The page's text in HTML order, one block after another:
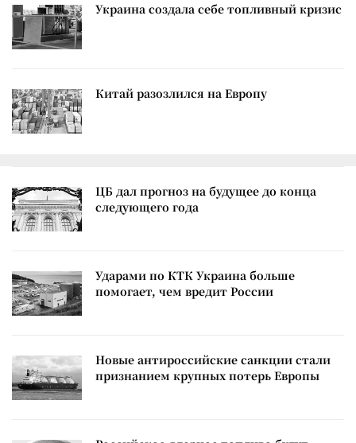
Украина создала себе топливный кризис
Китай разозлился на Европу
ЦБ дал прогноз на будущее до конца
следующего года
Ударами по КТК Украина больше
помогает, чем вредит России
Новые антироссийские санкции стали
признанием крупных потерь Европы